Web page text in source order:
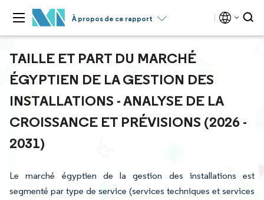
À propos de ce rapport
TAILLE ET PART DU MARCHÉ
ÉGYPTIEN DE LA GESTION DES
INSTALLATIONS - ANALYSE DE LA
CROISSANCE ET PRÉVISIONS (2026 -
2031)
Le marché égyptien de la gestion des installations est
segmenté par type de service (services techniques et services